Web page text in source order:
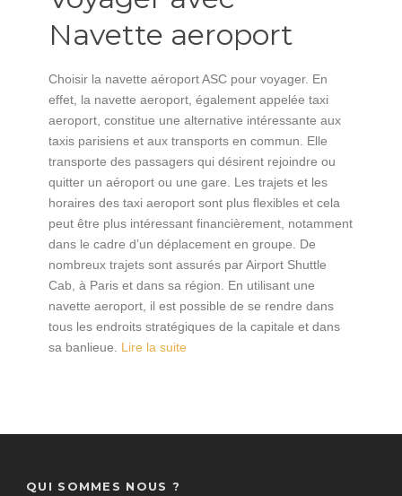
Navette aeroport
Choisir la navette aéroport ASC pour voyager. En
effet, la navette aeroport, également appelée taxi
aeroport, constitue une alternative intéressante aux
taxis parisiens et aux transports en commun. Elle
transporte des passagers qui désirent rejoindre ou
quitter un aéroport ou une gare. Les trajets et les
horaires des taxi aeroport sont plus flexibles et cela
peut être plus intéressant financièrement, notamment
dans le cadre d’un déplacement en groupe. De
nombreux trajets sont assurés par Airport Shuttle
Cab, à Paris et dans sa région. En utilisant une
navette aeroport, il est possible de se rendre dans
tous les endroits stratégiques de la capitale et dans
sa banlieue. Lire la suite
QUI SOMMES NOUS ?